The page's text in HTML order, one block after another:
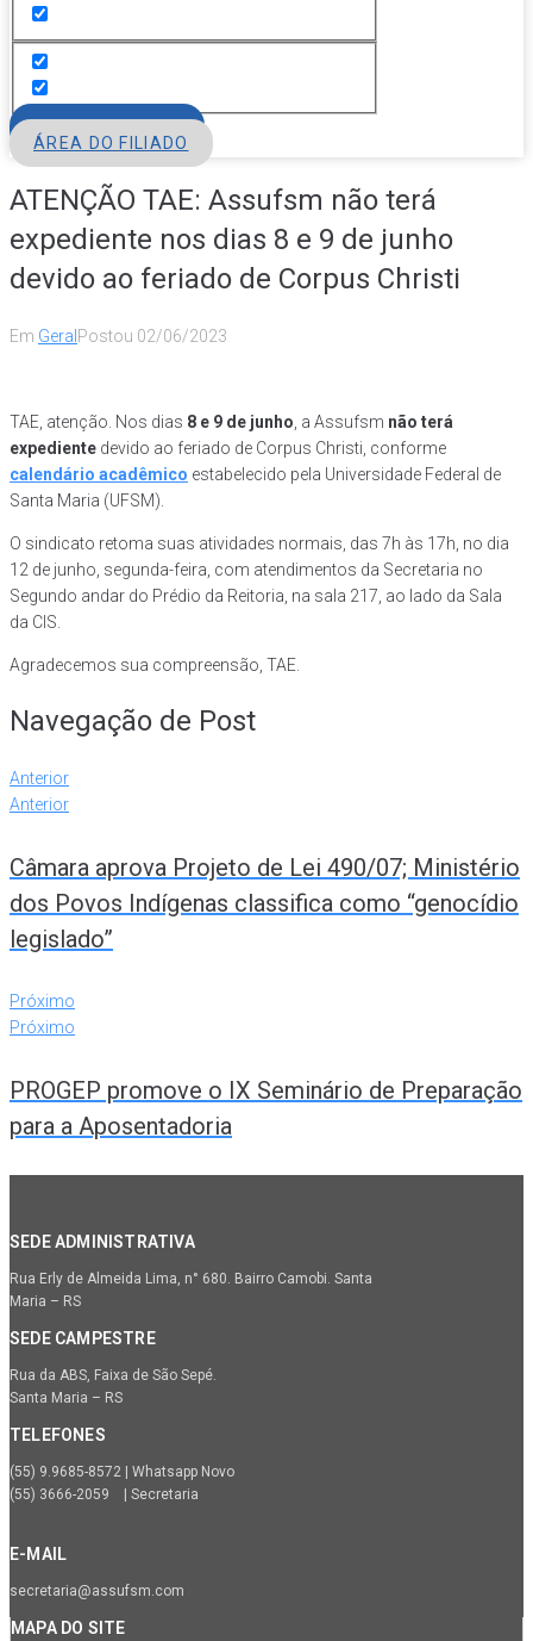
ÁREA DO FILIADO
ATENÇÃO TAE: Assufsm não terá
expediente nos dias 8 e 9 de junho
devido ao feriado de Corpus Christi
Em Geral Postou 02/06/2023
TAE, atenção. Nos dias 8 e 9 de junho , a Assufsm não terá
expediente devido ao feriado de Corpus Christi, conforme
calendário acadêmico estabelecido pela Universidade Federal de
Santa Maria (UFSM).
O sindicato retoma suas atividades normais, das 7h às 17h, no dia
12 de junho, segunda-feira, com atendimentos da Secretaria no
Segundo andar do Prédio da Reitoria, na sala 217, ao lado da Sala
da CIS.
Agradecemos sua compreensão, TAE.
Navegação de Post
Anterior
Anterior
Câmara aprova Projeto de Lei 490/07; Ministério
dos Povos Indígenas classifica como “genocídio
legislado”
Próximo
Próximo
PROGEP promove o IX Seminário de Preparação
para a Aposentadoria
SEDE ADMINISTRATIVA
Rua Erly de Almeida Lima, n° 680. Bairro Camobi. Santa
Maria – RS
SEDE CAMPESTRE
Rua da ABS, Faixa de São Sepé.
Santa Maria – RS
TELEFONES
(55) 9.9685-8572 | Whatsapp Novo
(55) 3666-2059 | Secretaria
E-MAIL
secretaria@assufsm.com
MAPA DO SITE